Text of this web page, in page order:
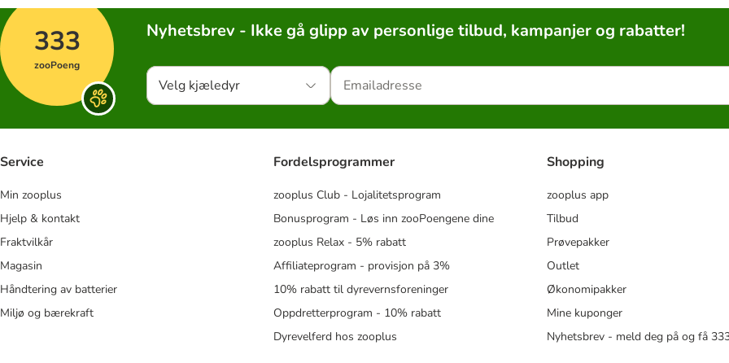
333
zooPoeng
Nyhetsbrev - Ikke gå glipp av personlige tilbud, kampanjer og rabatter!
Velg kjæledyr
Service
Min zooplus
Hjelp & kontakt
Fraktvilkår
Magasin
Håndtering av batterier
Miljø og bærekraft
Fordelsprogrammer
zooplus Club - Lojalitetsprogram
Bonusprogram - Løs inn zooPoengene dine
zooplus Relax - 5% rabatt
Affiliateprogram - provisjon på 3%
10% rabatt til dyrevernsforeninger
Oppdretterprogram - 10% rabatt
Dyrevelferd hos zooplus
Shopping
zooplus app
Tilbud
Prøvepakker
Outlet
Økonomipakker
Mine kuponger
Nyhetsbrev - meld deg på og få